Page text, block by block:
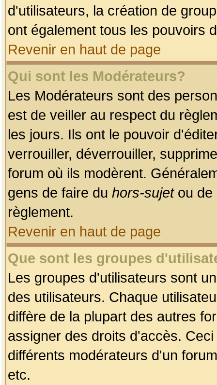
d'utilisateurs, la création de
ont également tous les pouvoirs
Revenir en haut de page
Qui sont les Modérateurs?
Les Modérateurs sont des
est de veiller au respect du
les jours. Ils ont le pouvoir
verrouiller, déverrouiller,
forum où ils modèrent.
gens de faire du hors-sujetou de
règlement.
Revenir en haut de page
Que sont les groupes
Les groupes d'utilisateurs sont
des utilisateurs. Chaque
diffère de la plupart des autres
assigner des droits d'accès.
différents modérateurs d'un
etc.